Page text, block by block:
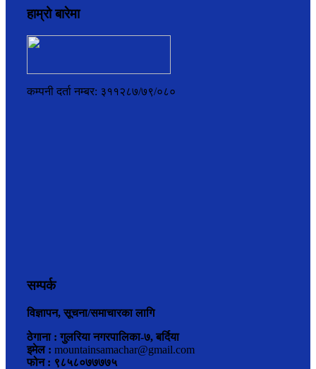
हाम्रो बारेमा
कम्पनी दर्ता नम्बर: ३११२८७/७९/०८०
सम्पर्क
विज्ञापन, सूचना/समाचारका लागि
ठेगाना : गुलरिया नगरपालिका-७, बर्दिया
इमेल : mountainsamachar@gmail.com
फोन : ९८५८०७७७७५